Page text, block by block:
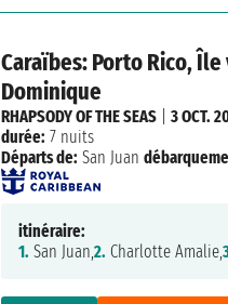
Caraïbes: Porto Rico,
Dominique
RHAPSODY OF THE SEAS |3 OCT.
durée: 7 nuits
Départs de: San Juan
itinéraire:
1. San Juan,2. Charlotte Amalie,